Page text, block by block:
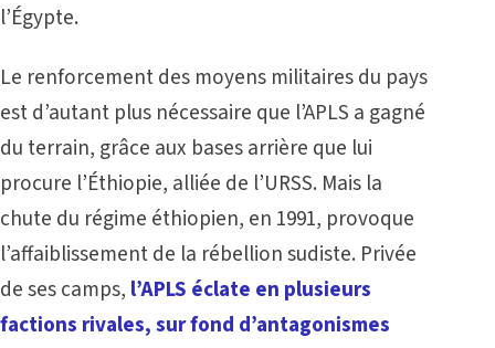
l’Égypte.
Le renforcement des moyens militaires du pays
est d’autant plus nécessaire que l’APLS a gagné
du terrain, grâce aux bases arrière que lui
procure l’Éthiopie, alliée de l’URSS. Mais la
chute du régime éthiopien, en 1991, provoque
l’affaiblissement de la rébellion sudiste. Privée
de ses camps, l’APLS éclate en plusieurs
factions rivales, sur fond d’antagonismes